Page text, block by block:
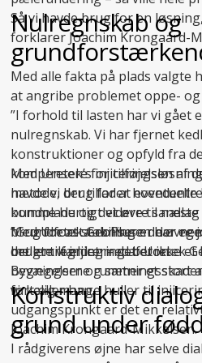
Så vi havde brug for en
forklarer Joachim Krongaard-
Nulregnskab og
Med alle fakta på plads valgte
at angribe problemet oppe-
”I forhold til lasten har vi gået
nulregnskab. Vi har fjernet
konstruktioner og opfyld fra
kompensere for tilføjelsen af
havde vi brug for at eventuelle
bundplade og det øvre
brug for at stabilisere de øvre
brugte vi injicering af Uretek
bevægelser og
fortæller han.
Med Uretek’s
metode, der tillader
komme hurtigt videre til
MedUretek GeoPluser der
det er tilfældet med beton.
”Grundforstærkningen har
mellemregning – det er ikke
Bygningerne rummer et stort
virkelig mange huller til
udgangspunkt er det en
Joachim Krongaard-Mikkelsen.
Konstruktiv
grund under
I rådgiverens øjne har selve